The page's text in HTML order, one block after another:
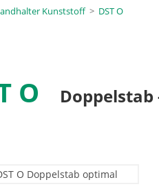
Kunststoff > DST O
O